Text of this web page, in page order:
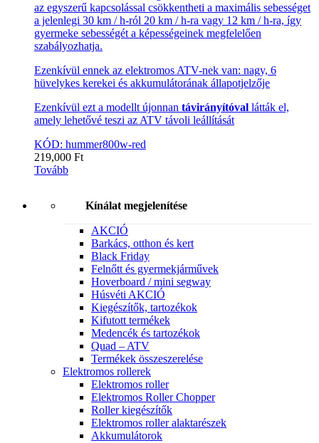
az egyszerű kapcsolással csökkentheti a maximális sebességet
a jelenlegi 30 km / h-ról 20 km / h-ra vagy 12 km / h-ra, így
gyermeke sebességét a képességeinek megfelelően
szabályozhatja.
Ezenkívül ennek az elektromos ATV-nek van: nagy, 6
hüvelykes kerekei és akkumulátorának állapotjelzője
Ezenkívül ezt a modellt újonnan távirányítóval látták el,
amely lehetővé teszi az ATV távoli leállítását
KÓD: hummer800w-red
219,000 Ft
Tovább
Kínálat megjelenítése
AKCIÓ
Barkács, otthon és kert
Black Friday
Felnőtt és gyermekjárművek
Hoverboard / mini segway
Húsvéti AKCIÓ
Kiegészítők, tartozékok
Kifutott termékek
Medencék és tartozékok
Quad – ATV
Termékek összeszerelése
Elektromos rollerek
Elektromos roller
Elektromos Roller Chopper
Roller kiegészítők
Elektromos roller alaktarészek
Akkumulátorok